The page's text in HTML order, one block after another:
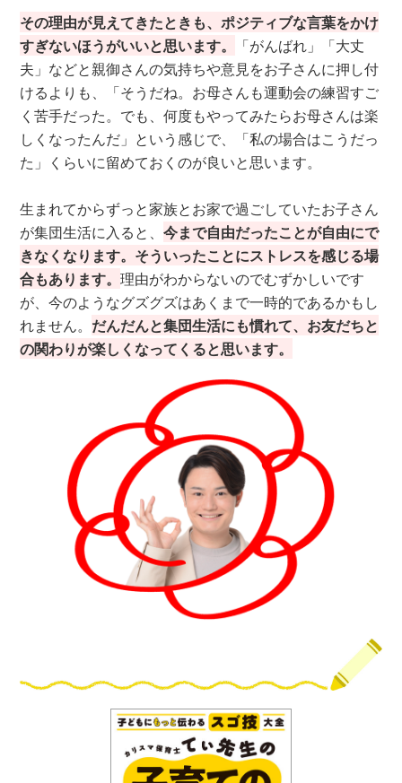
その理由が見えてきたときも、ポジティブな言葉をかけ
すぎないほうがいいと思います。
「がんばれ」「大丈
夫」などと親御さんの気持ちや意見をお子さんに押し付
けるよりも、「そうだね。お母さんも運動会の練習すご
く苦手だった。でも、何度もやってみたらお母さんは楽
しくなったんだ」という感じで、「私の場合はこうだっ
た」くらいに留めておくのが良いと思います。
生まれてからずっと家族とお家で過ごしていたお子さん
が集団生活に入ると、今まで自由だったことが自由にで
きなくなります。そういったことにストレスを感じる場
合もあります。理由がわからないのでむずかしいです
が、今のようなグズグズはあくまで一時的であるかもし
れません。 だんだんと集団生活にも慣れて、お友だちと
の関わりが楽しくなってくると思います。